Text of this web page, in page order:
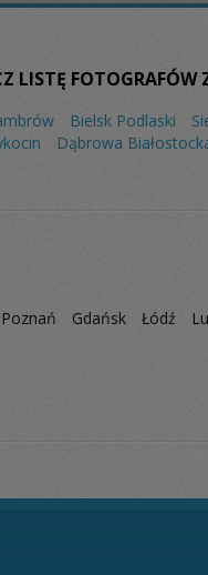
LISTĘ
Bielsk Podlaski
Dąbrowa
Poznań Gdańsk Łódź